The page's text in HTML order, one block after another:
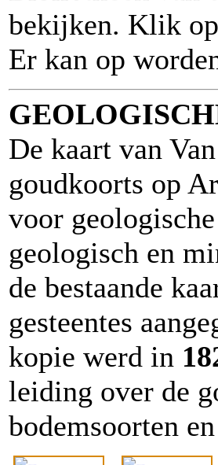
bekijken. Klik
Er kan op
De kaart van
goudkoorts op
voor
geologisch en
de bestaande
gesteentes
kopie werd in
leiding over de
bodemsoorten